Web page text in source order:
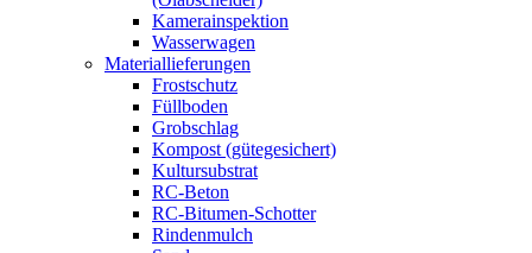
Kamerainspektion
Wasserwagen
Materiallieferungen
Frostschutz
Füllboden
Grobschlag
Kompost (gütegesichert)
Kultursubstrat
RC-Beton
RC-Bitumen-Schotter
Rindenmulch